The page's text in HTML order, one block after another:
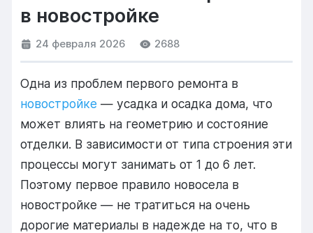
в новостройке
24 февраля 2026 2688
Одна из проблем первого ремонта в
новостройке — усадка и осадка дома, что
может влиять на геометрию и состояние
отделки. В зависимости от типа строения эти
процессы могут занимать от 1 до 6 лет.
Поэтому первое правило новосела в
новостройке — не тратиться на очень
дорогие материалы в надежде на то, что в